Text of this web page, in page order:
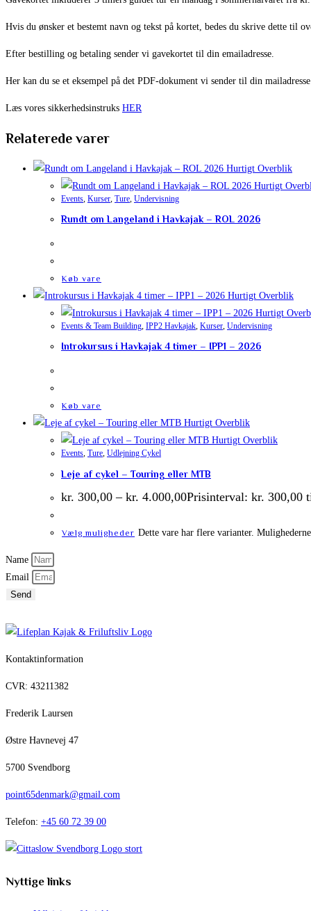
Hvis du ønsker et bestemt navn og tekst på kortet, bedes du skrive dette til
Efter bestilling og betaling sender vi gavekortet til din emailadresse.
Her kan du se et eksempel på det PDF-dokument vi sender til din
Læs vores sikkerhedsinstruks HER
Relaterede varer
Hurtigt Overblik
Hurtigt
Events Kurser Ture Undervisning
Rundt om Langeland i Havkajak – ROL 2026
Køb vare
Hurtigt Overblik
Hurtigt
Events & Team Building, IPP2 Havkajak, Kurser, Undervisning
Introkursus i Havkajak 4 timer – IPP1 – 2026
Køb vare
Hurtigt Overblik
Hurtigt Overblik
Events, Ture, Udlejning Cykel
Leje af cykel – Touring eller MTB
kr. 300,00 – kr. 4.000,00Prisinterval: kr. 300,00
Vælg muligheder Dette vare har flere varianter.
Name
Email
Send
Kontaktinformation
CVR: 43211382
Frederik Laursen
Østre Havnevej 47
5700 Svendborg
point65denmark@gmail.com
Telefon: +45 60 72 39 00
Nyttige links